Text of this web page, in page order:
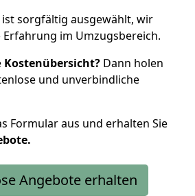
ist sorgfältig ausgewählt, wir
Erfahrung im Umzugsbereich.
Kostenübersicht? Dann holen
und unverbindliche
Formular aus und erhalten Sie
Angebote erhalten